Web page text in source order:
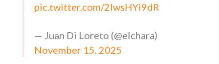
pic.twitter.com/2lwsHYi9dR
— Juan Di Loreto (@elchara)
November 15, 2025